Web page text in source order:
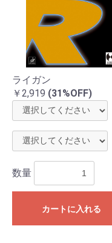
ライガン
￥2,919 (31%OFF)
数量
カートに入れる